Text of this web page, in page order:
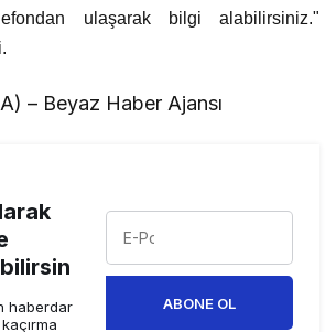
ulaşarak bilgi alabilirsiniz."
– Beyaz Haber Ajansı
haberdar
ABONE OL